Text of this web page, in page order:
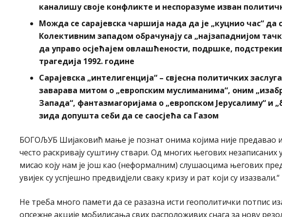
каналишу своје конфликте и неспоразуме изван
Можда се сарајевска чаршија нада да је „куцнио час“ да
Колективним западом обрачунају са „најзападнијом
да управо осјећајем овлашћености, подршке,
трагедија 1992. године
Сарајевска „интелигенција“ – свјесна политичких
заварава митом о „европским муслиманима“, оним
Запада“, фантазмагоријама о „европском Јерусалиму“ и
зида допушта себи да се саосјећа са Газом
БОГОЉУБ Шијаковић мање је познат онима којима није предавао
често раскривају суштину ствари. Од многих његових
мисао коју нам је још као (неформалним) слушаоцима његових
увијек су успјешно предвидјели сваку кризу и рат који су изазвали.“
Не треба много памети да се разазна исти геополитички потпис
опсежне акције мобилисања свих расположивих снага за нову